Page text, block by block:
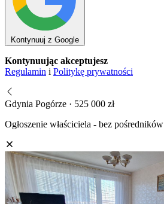
Kontynuuj z Google
Kontynuując akceptujesz
Regulamin i Politykę prywatności
Gdynia Pogórze · 525 000 zł
Ogłoszenie właściciela - bez pośredników